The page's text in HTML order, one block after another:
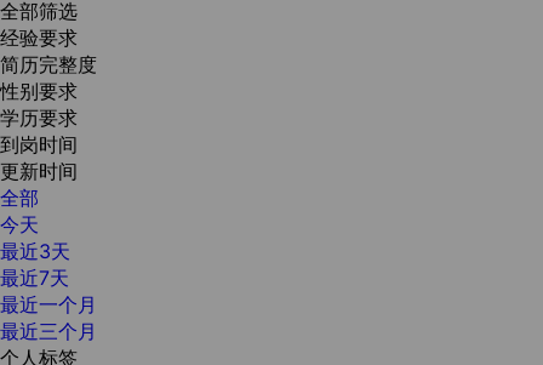
全部筛选
经验要求
简历完整度
性别要求
学历要求
到岗时间
更新时间
全部
今天
最近3天
最近7天
最近一个月
最近三个月
个人标签